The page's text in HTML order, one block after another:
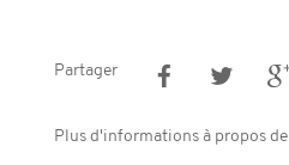
Partager
Plus d'informations à propos de